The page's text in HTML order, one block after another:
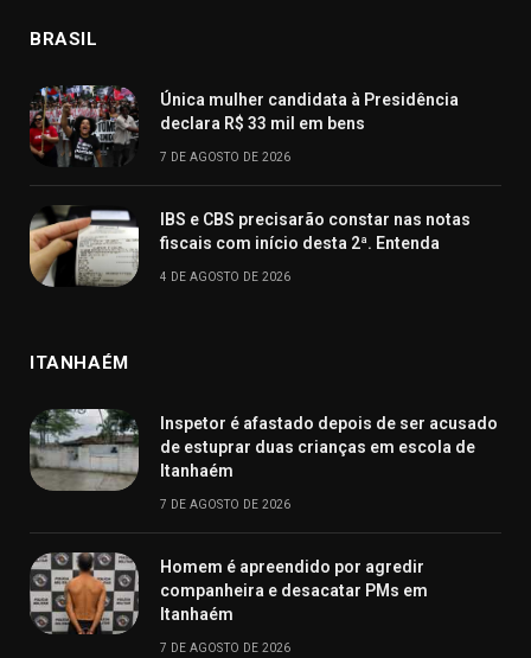
BRASIL
Única mulher candidata à Presidência
declara R$ 33 mil em bens
7 DE AGOSTO DE 2026
IBS e CBS precisarão constar nas notas
fiscais com início desta 2ª. Entenda
4 DE AGOSTO DE 2026
ITANHAÉM
Inspetor é afastado depois de ser acusado
de estuprar duas crianças em escola de
Itanhaém
7 DE AGOSTO DE 2026
Homem é apreendido por agredir
companheira e desacatar PMs em
Itanhaém
7 DE AGOSTO DE 2026